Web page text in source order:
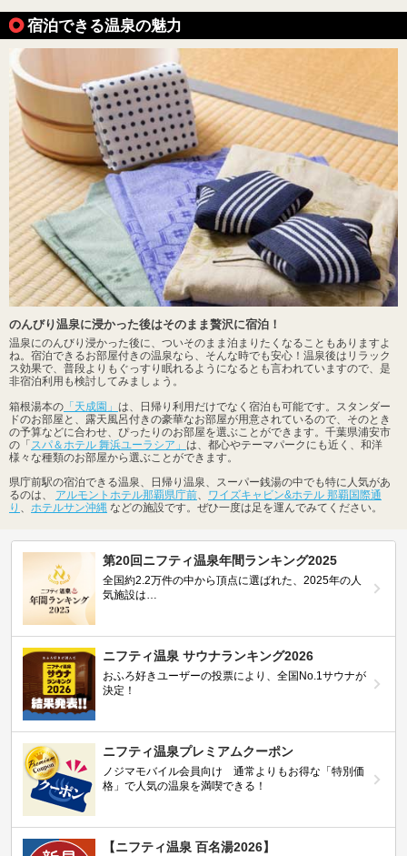
宿泊できる温泉の魅力
のんびり温泉に浸かった後はそのまま贅沢に宿泊！
温泉にのんびり浸かった後に、ついそのまま泊まりたくなることもありますよ
ね。宿泊できるお部屋付きの温泉なら、そんな時でも安心！温泉後はリラック
ス効果で、普段よりもぐっすり眠れるようになるとも言われていますので、是
非宿泊利用も検討してみましょう。
箱根湯本の 「天成園」 は、日帰り利用だけでなく宿泊も可能です。スタンダー
ドのお部屋と、露天風呂付きの豪華なお部屋が用意されているので、そのとき
の予算などに合わせ、ぴったりのお部屋を選ぶことができます。千葉県浦安市
の「スパ＆ホテル 舞浜ユーラシア」 は、都心やテーマパークにも近く、和洋
様々な種類のお部屋から選ぶことができます。
県庁前駅の宿泊できる温泉、日帰り温泉、スーパー銭湯の中でも特に人気があ
るのは、 アルモントホテル那覇県庁前、 ワイズキャビン&ホテル 那覇国際通
り 、 ホテルサン沖縄 などの施設です。ぜひ一度は足を運んでみてください。
第20回ニフティ温泉年間ランキング2025
全国約2.2万件の中から頂点に選ばれた、2025年の人
気施設は…
ニフティ温泉 サウナランキング2026
おふろ好きユーザーの投票により、全国No.1サウナが
決定！
ニフティ温泉プレミアムクーポン
ノジマモバイル会員向け 通常よりもお得な「特別価
格」で人気の温泉を満喫できる！
【ニフティ温泉 百名湯2026】